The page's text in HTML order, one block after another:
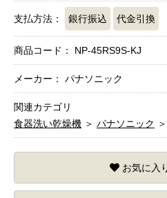
支払方法： 銀行振込 代金引換
商品コード： NP-45RS9S-KJ
メーカー： パナソニック
関連カテゴリ
食器洗い乾燥機 ＞ パナソニック ＞
お気に入